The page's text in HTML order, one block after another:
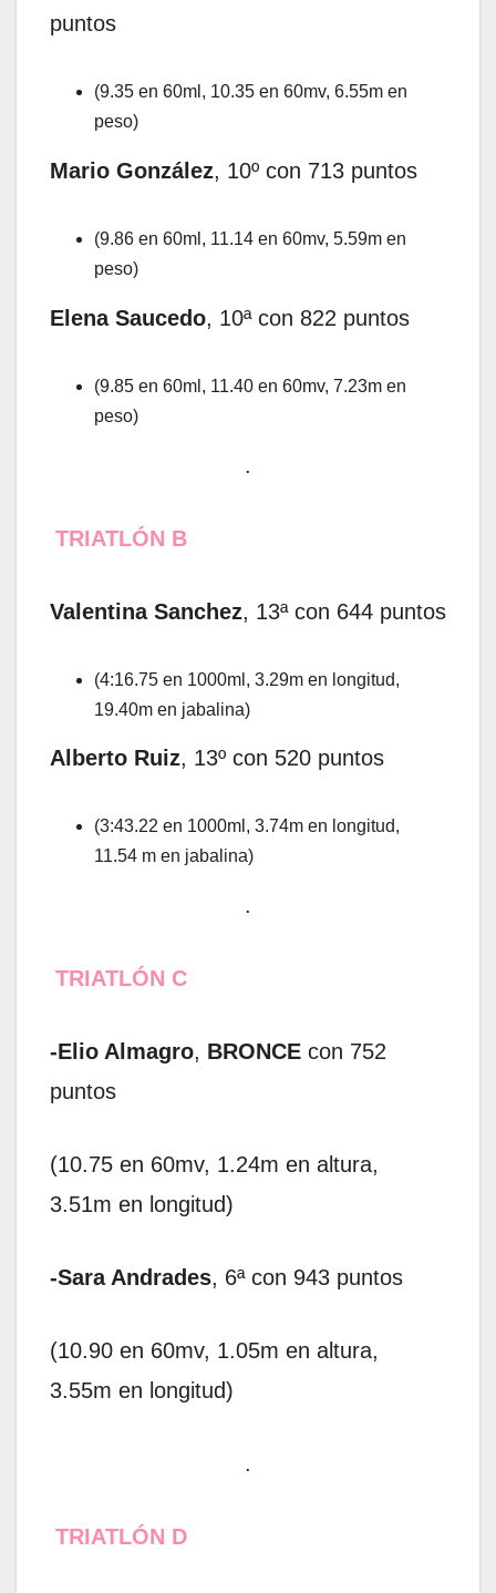
puntos
(9.35 en 60ml, 10.35 en 60mv, 6.55m en
peso)
Mario González, 10º con 713 puntos
(9.86 en 60ml, 11.14 en 60mv, 5.59m en
peso)
Elena Saucedo, 10ª con 822 puntos
(9.85 en 60ml, 11.40 en 60mv, 7.23m en
peso)
.
TRIATLÓN B
Valentina Sanchez, 13ª con 644 puntos
(4:16.75 en 1000ml, 3.29m en longitud,
19.40m en jabalina)
Alberto Ruiz, 13º con 520 puntos
(3:43.22 en 1000ml, 3.74m en longitud,
11.54 m en jabalina)
.
TRIATLÓN C
-Elio Almagro, BRONCE con 752
puntos
(10.75 en 60mv, 1.24m en altura,
3.51m en longitud)
-Sara Andrades, 6ª con 943 puntos
(10.90 en 60mv, 1.05m en altura,
3.55m en longitud)
.
TRIATLÓN D